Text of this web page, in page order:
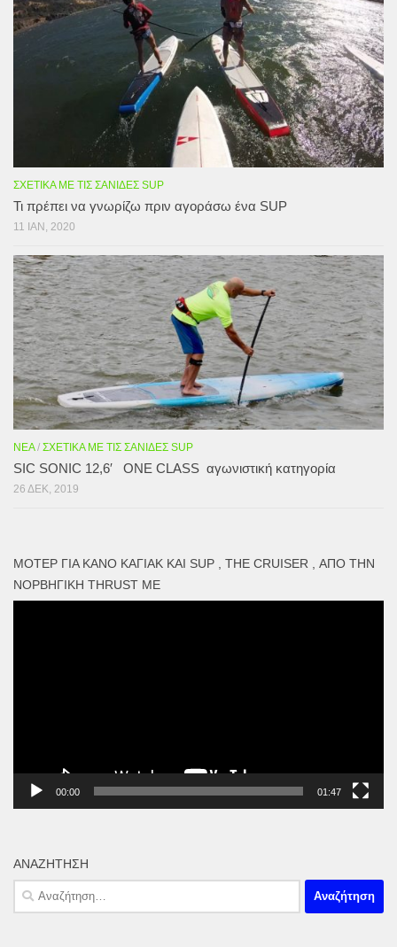
ΣΧΕΤΙΚΆ ΜΕ ΤΙΣ ΣΑΝΊΔΕΣ SUP
Τι πρέπει να γνωρίζω πριν αγοράσω ένα SUP
11 ΙΑΝ, 2020
ΝΈΑ/ ΣΧΕΤΙΚΆ ΜΕ ΤΙΣ ΣΑΝΊΔΕΣ SUP
SIC SONIC 12,6′ ONE CLASS αγωνιστική κατηγορία
26 ΔΕΚ, 2019
ΜΟΤΕΡ ΓΙΑ ΚΑΝΌ ΚΑΓΙΑΚ ΚΑΙ SUP , THE CRUISER , ΑΠΌ ΤΗΝ
ΝΟΡΒΗΓΙΚΉ THRUST ME
00:00 01:47
ΑΝΑΖΉΤΗΣΗ
Αναζήτηση
για: